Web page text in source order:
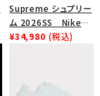
Supreme シュプリー
ム 2026SS Nike
SB Air Max 2 CB 94
¥34,980 (税込)